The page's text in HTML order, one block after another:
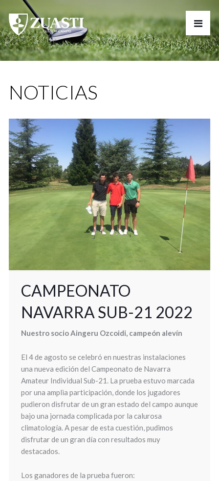
NOTICIAS
CAMPEONATO
NAVARRA SUB-21 2022
Nuestro socio Aingeru Ozcoidi, campeón alevín
El 4 de agosto se celebró en nuestras instalaciones
una nueva edición del Campeonato de Navarra
Amateur Individual Sub-21. La prueba estuvo marcada
por una amplia participación, donde los jugadores
pudieron disfrutar de un gran estado del campo aunque
bajo una jornada complicada por la calurosa
climatología. A pesar de esta cuestión, pudimos
disfrutar de un gran día con resultados muy
destacados.
Los ganadores de la prueba fueron: